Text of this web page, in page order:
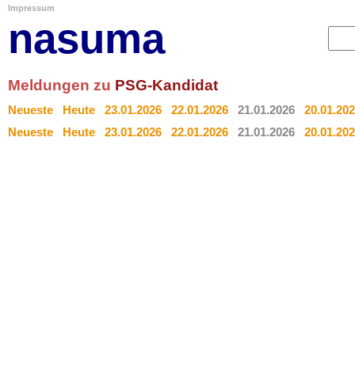
Impressum
nasuma
Meldungen zu PSG-Kandidat
Neueste Heute 23.01.2026 22.01.2026 21.01.2026
Neueste
Heute 23.01.2026 22.01.2026 21.01.2026